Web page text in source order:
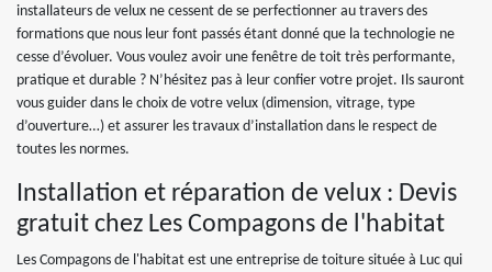
installateurs de velux ne cessent de se perfectionner au travers des
formations que nous leur font passés étant donné que la technologie ne
cesse d’évoluer. Vous voulez avoir une fenêtre de toit très performante,
pratique et durable ? N’hésitez pas à leur confier votre projet. Ils sauront
vous guider dans le choix de votre velux (dimension, vitrage, type
d’ouverture…) et assurer les travaux d’installation dans le respect de
toutes les normes.
Installation et réparation de velux : Devis
gratuit chez Les Compagons de l'habitat
Les Compagons de l'habitat est une entreprise de toiture située à Luc qui